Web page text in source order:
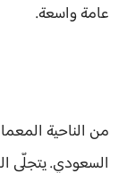
عامة واسعة.
من الناحية
السعودي. يتجلّى